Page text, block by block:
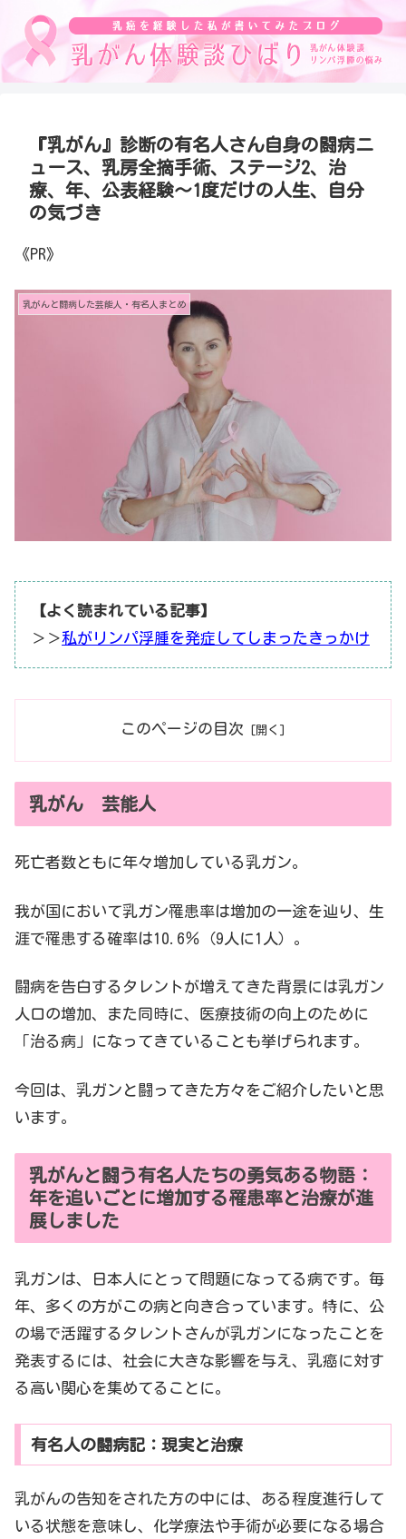
『乳がん』診断の有名人さん自身の闘病ニ
ュース、乳房全摘手術、ステージ2、治
療、年、公表経験～1度だけの人生、自分
の気づき
《PR》
乳がんと闘病した芸能人・有名人まとめ
【よく読まれている記事】
＞＞私がリンパ浮腫を発症してしまったきっかけ
このページの目次
乳がん 芸能人
死亡者数ともに年々増加している乳ガン。
我が国において乳ガン罹患率は増加の一途を辿り、生
涯で罹患する確率は10.6％（9人に1人）。
闘病を告白するタレントが増えてきた背景には乳ガン
人口の増加、また同時に、医療技術の向上のために
「治る病」になってきていることも挙げられます。
今回は、乳ガンと闘ってきた方々をご紹介したいと思
います。
乳がんと闘う有名人たちの勇気ある物語：
年を追いごとに増加する罹患率と治療が進
展しました
乳ガンは、日本人にとって問題になってる病です。毎
年、多くの方がこの病と向き合っています。特に、公
の場で活躍するタレントさんが乳ガンになったことを
発表するには、社会に大きな影響を与え、乳癌に対す
る高い関心を集めてることに。
有名人の闘病記：現実と治療
乳がんの告知をされた方の中には、ある程度進行して
いる状態を意味し、化学療法や手術が必要になる場合